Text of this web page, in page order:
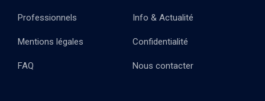
Professionnels Info & Actualité
Mentions légales Confidentialité
FAQ Nous contacter